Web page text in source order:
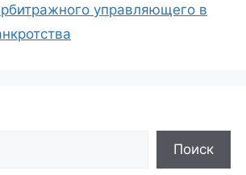
управляющего в
Поиск